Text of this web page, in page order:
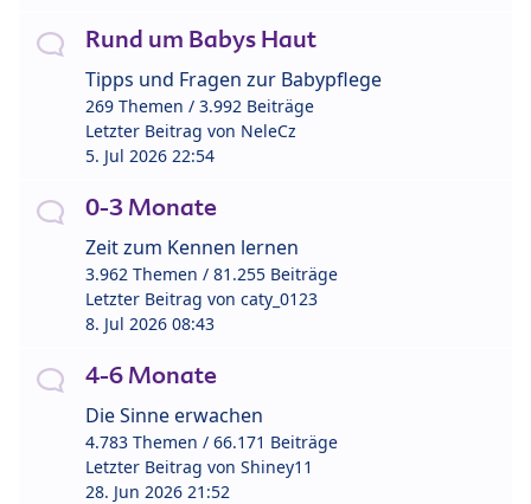
Rund um Babys Haut
Tipps und Fragen zur Babypflege
269 Themen / 3.992 Beiträge
Letzter Beitrag von NeleCz
5. Jul 2026 22:54
0-3 Monate
Zeit zum Kennen lernen
3.962 Themen / 81.255 Beiträge
Letzter Beitrag von caty_0123
8. Jul 2026 08:43
4-6 Monate
Die Sinne erwachen
4.783 Themen / 66.171 Beiträge
Letzter Beitrag von Shiney11
28. Jun 2026 21:52